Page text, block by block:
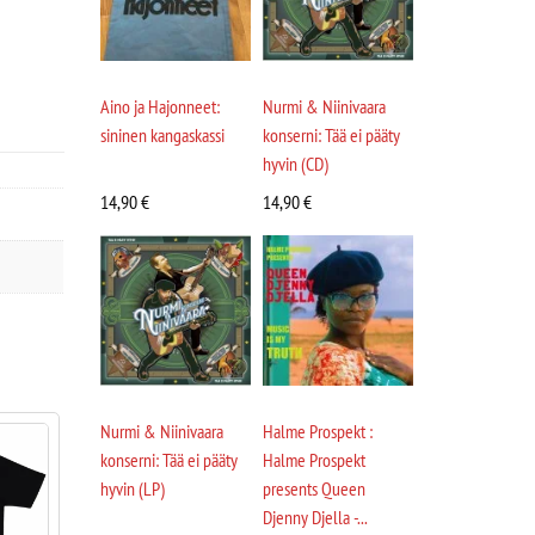
Aino ja Hajonneet:
sininen kangaskassi
14,90€
Nurmi & Niinivaara
konserni: Tää ei pääty
hyvin (CD)
14,90€
Nurmi & Niinivaara
konserni: Tää ei pääty
hyvin (LP)
Halme Prospekt :
Halme Prospekt
presents Queen
Djenny Djella -...